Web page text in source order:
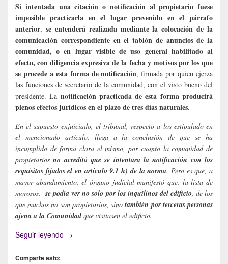
Si intentada una citación o notificación al propietario fuese
imposible practicarla en el lugar prevenido en el párrafo
anterior, se entenderá realizada mediante la colocación de la
comunicación correspondiente en el tablón de anuncios de la
comunidad, o en lugar visible de uso general habilitado al
efecto, con diligencia expresiva de la fecha y motivos por los que
se procede a esta forma de notificación, firmada por quien ejerza
las funciones de secretario de la comunidad, con el visto bueno del
presidente. La notificación practicada de esta forma producirá
plenos efectos jurídicos en el plazo de tres días naturales.
En el supuesto enjuiciado, el tribunal, respecto a los estipulado en
el mencionado artículo, llega a la conclusión de que se ha
incumplido de forma clara el mismo, por cuanto la comunidad de
propietariosno acreditó que se intentara la notificación con los
requisitos fijados el en artículo 9.1 h) de la norma. Pero es que, a
mayor abundamiento, el órgano judicial manifestó que, la lista de
morosos,se podía ver no solo por los inquilinos del edificio, de los
que muchos no son propietarios, sinotambién por terceras personas
ajena a la Comunidad que visitasen el edificio.
Seguir leyendo La publicación de la lista de vecinos morosos en
→
Comparte esto: